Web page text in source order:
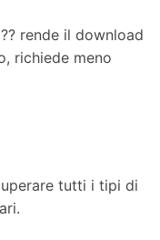
rende il download
richiede meno
tutti i tipi di